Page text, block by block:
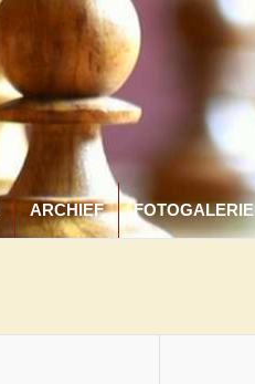
ARCHIEF FOTOGALERIE